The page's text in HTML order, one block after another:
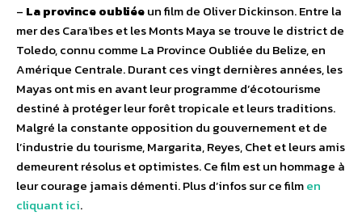
– La province oubliéeun film de Oliver Dickinson. Entre la
mer des Caraïbes et les Monts Maya se trouve le district de
Toledo, connu comme La Province Oubliée du Belize, en
Amérique Centrale. Durant ces vingt dernières années, les
Mayas ont mis en avant leur programme d’écotourisme
destiné à protéger leur forêt tropicale et leurs traditions.
Malgré la constante opposition du gouvernement et de
l’industrie du tourisme, Margarita, Reyes, Chet et leurs amis
demeurent résolus et optimistes. Ce film est un hommage à
leur courage jamais démenti. Plus d’infos sur ce filmen
cliquant ici.